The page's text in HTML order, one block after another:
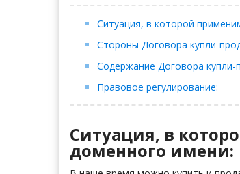
Ситуация, в которой
Стороны Договора купли-
Содержание Договора
Правовое регулирование:
Ситуация, в
доменного имени: